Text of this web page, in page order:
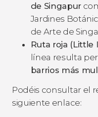
de Singapur
Jardines
de Arte de
Ruta roja (Little
línea resulta
barrios más
Podéis consultar el
siguiente enlace: